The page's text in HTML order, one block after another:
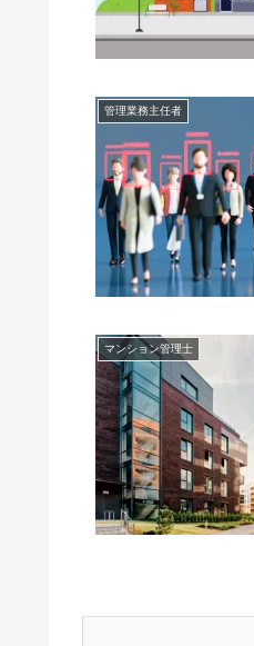
管理業務主任者
マンション管理士